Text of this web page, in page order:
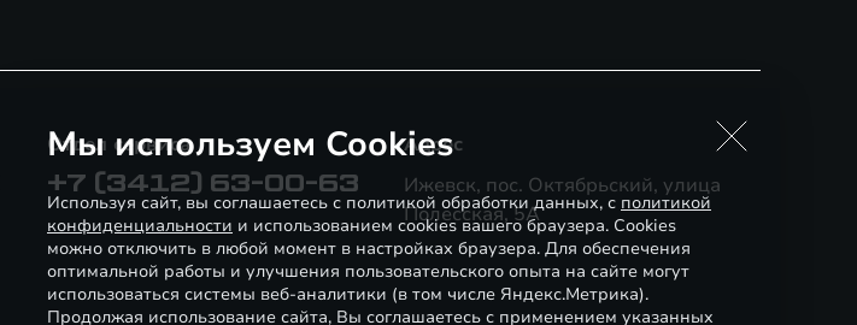
Отдел сервиса
+7 (3412) 63-00-63
Адрес
Ижевск, пос. Октябрьский, улица
Полесская, 5А
Мы используем Cookies
Используя сайт, вы соглашаетесь с политикой обработки данных, с политикой
конфиденциальности и использованием cookies вашего браузера. Cookies
можно отключить в любой момент в настройках браузера. Для обеспечения
оптимальной работы и улучшения пользовательского опыта на сайте могут
использоваться системы веб-аналитики (в том числе Яндекс.Метрика).
Продолжая использование сайта, Вы соглашаетесь с применением указанных